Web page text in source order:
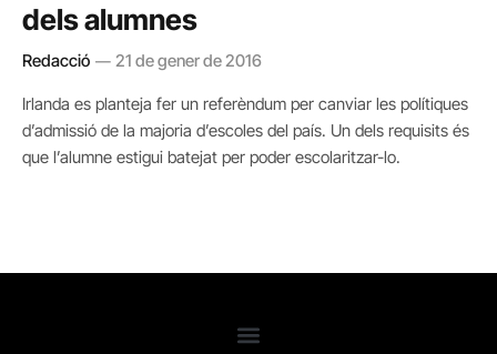
dels alumnes
Redacció 21 de gener de 2016
Irlanda es planteja fer un referèndum per canviar les polítiques
d’admissió de la majoria d’escoles del país. Un dels requisits és
que l’alumne estigui batejat per poder escolaritzar-lo.